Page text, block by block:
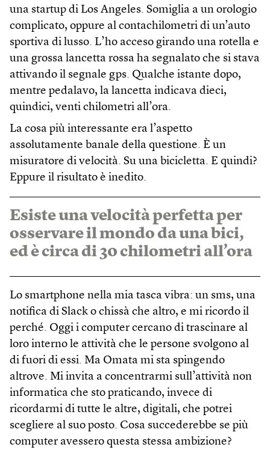
una startup di Los Angeles. Somiglia a un orologio
complicato, oppure al contachilometri di un’auto
sportiva di lusso. L’ho acceso girando una rotella e
una grossa lancetta rossa ha segnalato che si stava
attivando il segnale gps. Qualche istante dopo,
mentre pedalavo, la lancetta indicava dieci,
quindici, venti chilometri all’ora.
La cosa più interessante era l’aspetto
assolutamente banale della questione. È un
misuratore di velocità. Su una bicicletta. E quindi?
Eppure il risultato è inedito.
Esiste una velocità perfetta per
osservare il mondo da una bici,
ed è circa di 30 chilometri all’ora
Lo smartphone nella mia tasca vibra: un sms, una
notifica di Slack o chissà che altro, e mi ricordo il
perché. Oggi i computer cercano di trascinare al
loro interno le attività che le persone svolgono al
di fuori di essi. Ma Omata mi sta spingendo
altrove. Mi invita a concentrarmi sull’attività non
informatica che sto praticando, invece di
ricordarmi di tutte le altre, digitali, che potrei
scegliere al suo posto. Cosa succederebbe se più
computer avessero questa stessa ambizione?